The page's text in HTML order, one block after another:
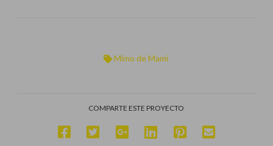
Mimo de Mami
COMPARTE ESTE PROYECTO